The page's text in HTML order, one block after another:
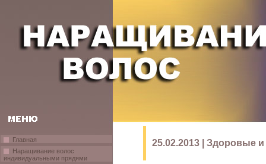
Главная
Наращивание волос
индивидуальными прядями
25.02.2013 | Здоровые